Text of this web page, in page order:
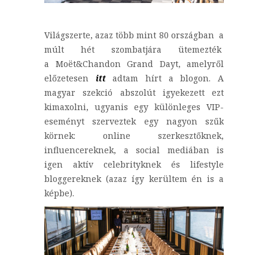
Világszerte, azaz több mint 80 országban a
múlt hét szombatjára ütemezték
a Moët&Chandon Grand Dayt, amelyről
előzetesen ittadtam hírt a blogon. A
magyar szekció abszolút igyekezett ezt
kimaxolni, ugyanis egy különleges VIP-
eseményt szerveztek egy nagyon szűk
körnek: online szerkesztőknek,
influencereknek, a social mediában is
igen aktív celebrityknek és lifestyle
bloggereknek (azaz így kerültem én is a
képbe).